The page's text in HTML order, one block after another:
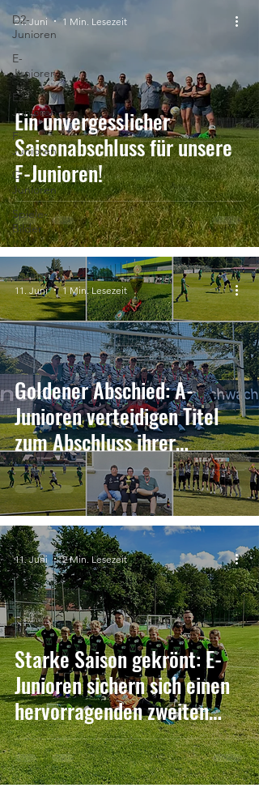
D2-
Junioren
E-
Junioren
E2-
Junioren
F-
Junioren
G-
Junioren
Spiele-
Bilder
Ein unvergesslicher
Saisonabschluss für unsere
F-Junioren!
21. Juni 1 Min. Lesezeit
Goldener Abschied: A-
Junioren verteidigen Titel
zum Abschluss ihrer
Juniorenzeit
11. Juni 1 Min. Lesezeit
Starke Saison gekrönt: E-
Junioren sichern sich einen
hervorragenden zweiten
Platz
11. Juni 2 Min. Lesezeit